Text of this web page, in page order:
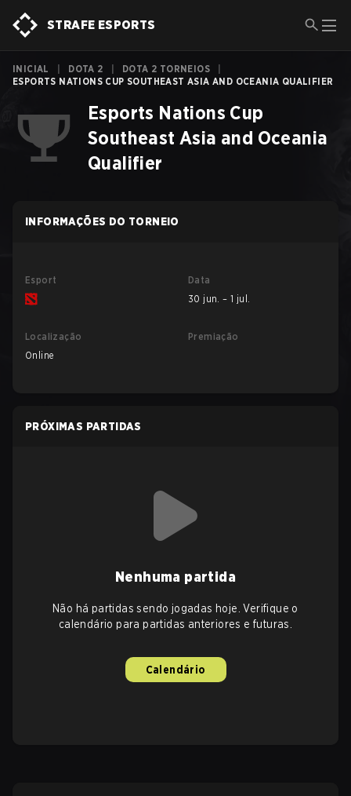
STRAFE ESPORTS
INICIAL DOTA 2 DOTA 2 TORNEIOS
ESPORTS NATIONS CUP SOUTHEAST ASIA AND OCEANIA QUALIFIER
Esports Nations Cup
Southeast Asia and Oceania
Qualifier
INFORMAÇÕES DO TORNEIO
Esport
Data
30 jun. – 1 jul.
Localização
Online
Premiação
PRÓXIMAS PARTIDAS
Nenhuma partida
Não há partidas sendo jogadas hoje. Verifique o
calendário para partidas anteriores e futuras.
Calendário